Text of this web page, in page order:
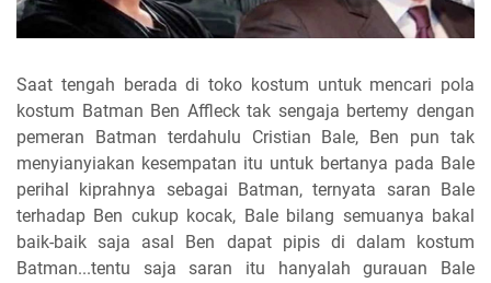
Saat tengah berada di toko kostum untuk mencari pola
kostum Batman Ben Affleck tak sengaja bertemy dengan
pemeran Batman terdahulu Cristian Bale, Ben pun tak
menyianyiakan kesempatan itu untuk bertanya pada Bale
perihal kiprahnya sebagai Batman, ternyata saran Bale
terhadap Ben cukup kocak, Bale bilang semuanya bakal
baik-baik saja asal Ben dapat pipis di dalam kostum
Batman...tentu saja saran itu hanyalah gurauan Bale